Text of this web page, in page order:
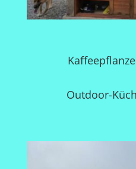
Outdoor-